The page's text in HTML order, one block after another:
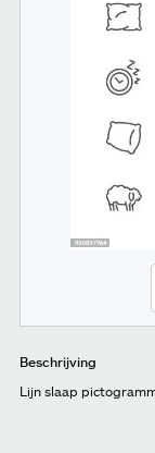
Illustraties
Beschrijving
Lijn slaap